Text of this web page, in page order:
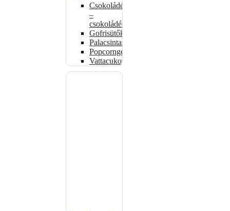
Csokoládémelegítők
–
csokoládéadagolók
Gofrisütők
Palacsintasütők
Popcorngépek
Vattacukorgép